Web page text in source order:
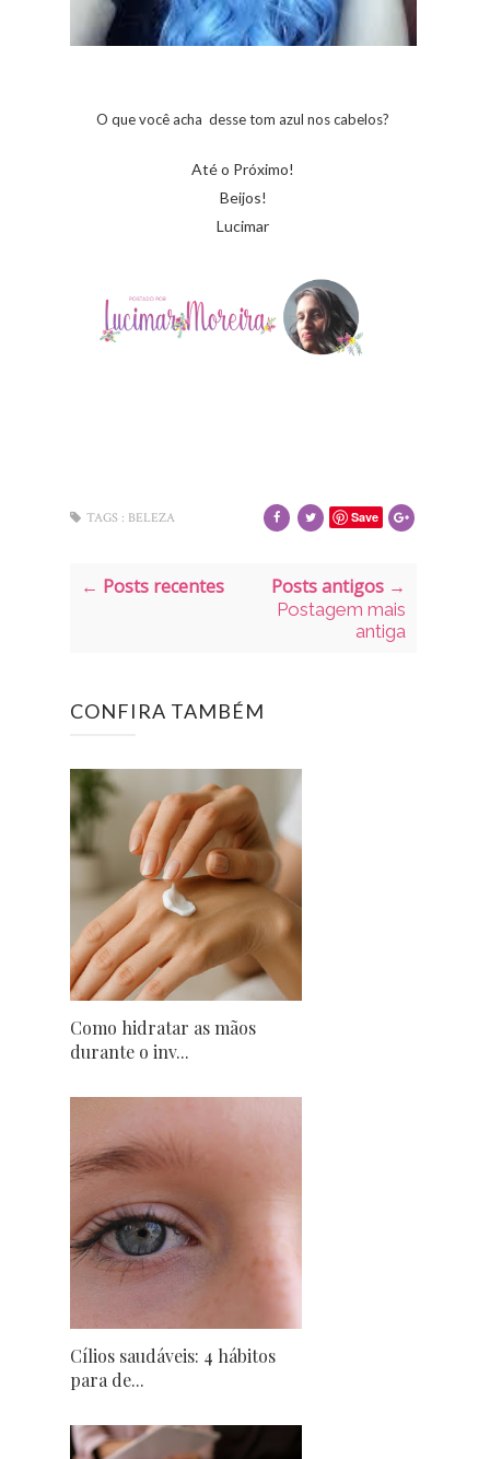
O que você acha desse tom azul nos cabelos?
Até o Próximo!
Beijos!
Lucimar
Save
TAGS : BELEZA
← Posts recentes Posts antigos →
Postagem mais
antiga
CONFIRA TAMBÉM
Como hidratar as mãos
durante o inv...
Cílios saudáveis: 4 hábitos
para de...